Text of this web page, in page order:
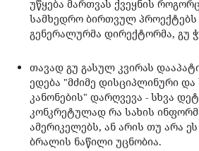
უწყება მართვას ქვეყნის
სამხედრო ბირთვულ
გენერალურმა დირექტორმა, გუ
თავად გუ გასულ კვირას
ედება "მძიმე დისციპლინური
კანონების" დარღვევა - სხვა
კონკრეტულად რა სახის
ამერიკელებს, ან არის თუ არა
ბრალის ნაწილი უცნობია.